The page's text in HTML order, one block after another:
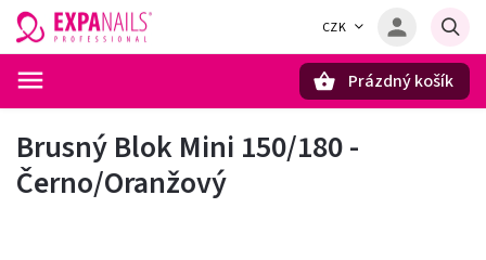
CZK
Prázdný košík
Brusný Blok Mini 150/180 -
Černo/Oranžový